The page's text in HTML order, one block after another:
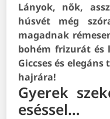
Lányok, nők,
húsvét még
magadnak
bohém frizurát és
Giccses és
hajrára!
Gyerek
eséssel…